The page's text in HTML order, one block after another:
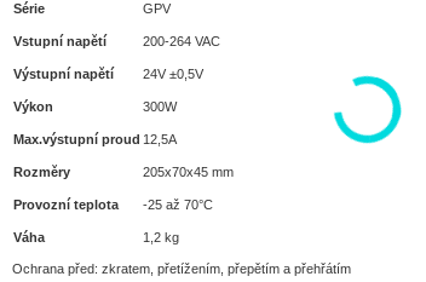
Série GPV
Vstupní napětí 200-264 VAC
Výstupní napětí 24V ±0,5V
Výkon 300W
Max.výstupní proud 12,5A
Rozměry 205x70x45 mm
Provozní teplota -25 až 70°C
Váha 1,2 kg
Ochrana před: zkratem, přetížením, přepětím a přehřátím